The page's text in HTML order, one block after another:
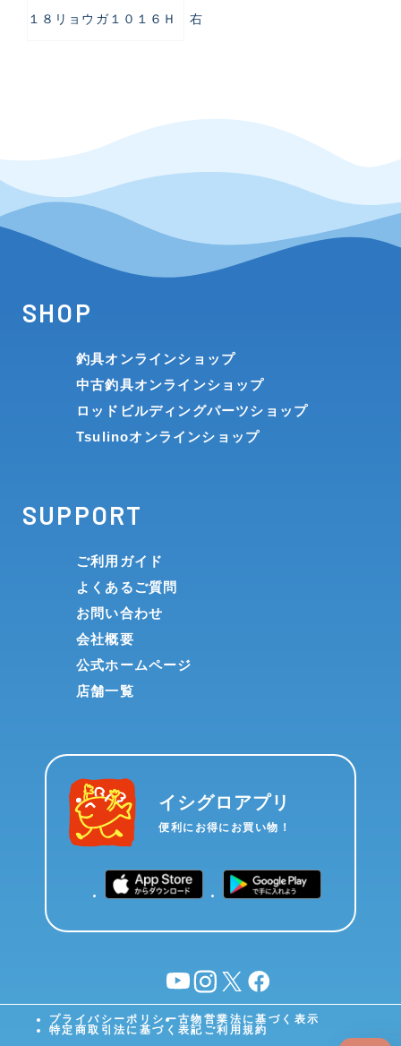
１８リョウガ１０１６Ｈ 右
SHOP
釣具オンラインショップ
中古釣具オンラインショップ
ロッドビルディングパーツショップ
Tsulinoオンラインショップ
SUPPORT
ご利用ガイド
よくあるご質問
お問い合わせ
会社概要
公式ホームページ
店舗一覧
イシグロアプリ
便利にお得にお買い物！
YouTubeinstagram
X facebook
プライバシーポリシー古物営業法に基づく表示
特定商取引法に基づく表記 ご利用規約